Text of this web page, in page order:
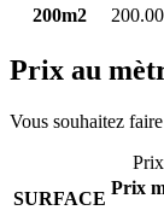
200m2
Prix au
Vous souhaitez
SURFACE
Prix